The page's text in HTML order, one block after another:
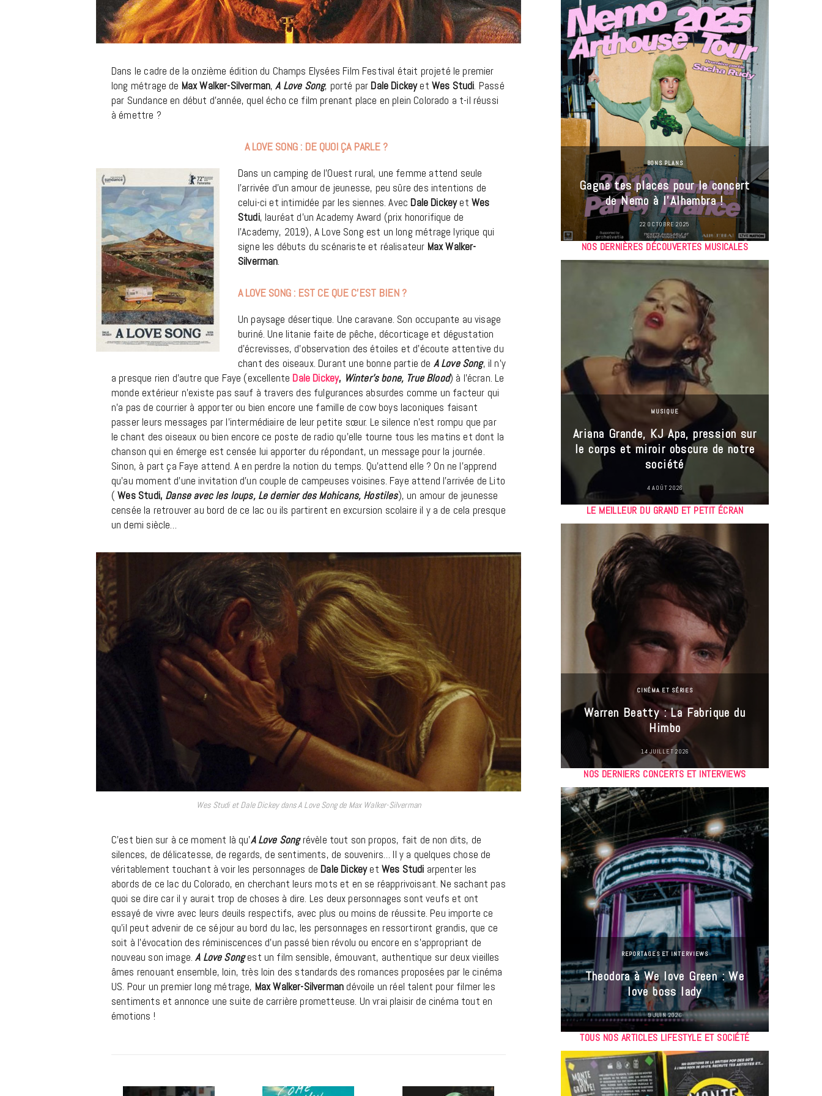
Dans le cadre de la onzième édition du Champs Elysées Film Festival était projeté le premier
long métrage de Max Walker-Silverman, A Love Song, porté par Dale Dickeyet Wes Studi. Passé
par Sundance en début d’année, quel écho ce film prenant place en plein Colorado a t-il réussi
à émettre ?
A LOVE SONG : DE QUOI ÇA PARLE ?
Dans un camping de l’Ouest rural, une femme attend seule
l’arrivée d’un amour de jeunesse, peu sûre des intentions de
celui-ci et intimidée par les siennes. Avec Dale Dickeyet Wes
Studi, lauréat d’un Academy Award (prix honorifique de
l’Academy, 2019), A Love Song est un long métrage lyrique qui
signe les débuts du scénariste et réalisateur Max Walker-
Silverman.
A LOVE SONG : EST CE QUE C’EST BIEN ?
Un paysage désertique. Une caravane. Son occupante au visage
buriné. Une litanie faite de pêche, décorticage et dégustation
d’écrevisses, d’observation des étoiles et d’écoute attentive du
chant des oiseaux. Durant une bonne partie de A Love Song, il n’y
a presque rien d’autre que Faye (excellente Dale Dickey, Winter’s bone, True Blood) à l’écran. Le
monde extérieur n’existe pas sauf à travers des fulgurances absurdes comme un facteur qui
n’a pas de courrier à apporter ou bien encore une famille de cow boys laconiques faisant
passer leurs messages par l’intermédiaire de leur petite sœur. Le silence n’est rompu que par
le chant des oiseaux ou bien encore ce poste de radio qu’elle tourne tous les matins et dont la
chanson qui en émerge est censée lui apporter du répondant, un message pour la journée.
Sinon, à part ça Faye attend. A en perdre la notion du temps. Qu’attend elle ? On ne l’apprend
qu’au moment d’une invitation d’un couple de campeuses voisines. Faye attend l’arrivée de Lito
( Wes Studi, Danse avec les loups, Le dernier des Mohicans, Hostiles), un amour de jeunesse
censée la retrouver au bord de ce lac ou ils partirent en excursion scolaire il y a de cela presque
un demi siècle…
Wes Studi et Dale Dickey dans A Love Song de Max Walker-Silverman
C’est bien sur à ce moment là qu’A Love Songrévèle tout son propos, fait de non dits, de
silences, de délicatesse, de regards, de sentiments, de souvenirs… Il y a quelques chose de
véritablement touchant à voir les personnages de Dale Dickeyet Wes Studi arpenter les
abords de ce lac du Colorado, en cherchant leurs mots et en se réapprivoisant. Ne sachant pas
quoi se dire car il y aurait trop de choses à dire. Les deux personnages sont veufs et ont
essayé de vivre avec leurs deuils respectifs, avec plus ou moins de réussite. Peu importe ce
qu’il peut advenir de ce séjour au bord du lac, les personnages en ressortiront grandis, que ce
soit à l’évocation des réminiscences d’un passé bien révolu ou encore en s’appropriant de
nouveau son image.A Love Songest un film sensible, émouvant, authentique sur deux vieilles
âmes renouant ensemble, loin, très loin des standards des romances proposées par le cinéma
US. Pour un premier long métrage, Max Walker-Silverman dévoile un réel talent pour filmer les
sentiments et annonce une suite de carrière prometteuse. Un vrai plaisir de cinéma tout en
émotions !
Les Eclatantes : une soirée entre
concerts, expos, kart, aéroplume…
à la Cité des Sciences
14 DÉCEMBRE 2022
BONS PLANS
Gagne tes places pour le concert
de Nemo à l’Alhambra !
22 OCTOBRE 2025
NOS DERNIÈRES DÉCOUVERTES MUSICALES
MUSIQUE
Cage The Elephant, l’ivoire du rock
dévoile « Beaches In Tennessee »
MUSIQUE
Ariana Grande, KJ Apa, pression sur
le corps et miroir obscure de notre
société
4 AOÛT 2026
LE MEILLEUR DU GRAND ET PETIT ÉCRAN
CINÉMA ET SÉRIES
Disclosure Day : le retour en grâce
de Steven Spielberg
CINÉMA ET SÉRIES
Warren Beatty : La Fabrique du
Himbo
14 JUILLET 2026
NOS DERNIERS CONCERTS ET INTERVIEWS
REPORTAGES ET INTERVIEWS
We Love Green se met au vert sur
la Montagne de Gorillaz
REPORTAGES ET INTERVIEWS
Theodora à We love Green : We
love boss lady
9 JUIN 2026
TOUS NOS ARTICLES LIFESTYLE ET SOCIÉTÉ